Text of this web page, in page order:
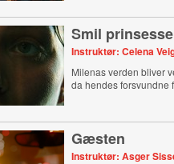
Smil prinsesse
Instruktør: Celena
Milenas verden bliver
da hendes forsvundne
Gæsten
Instruktør: Asger